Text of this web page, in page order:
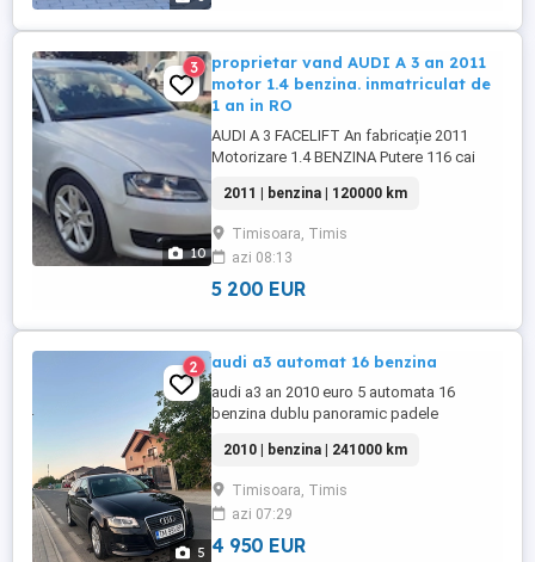
10
3
proprietar vand AUDI A 3 an 2011
motor 1.4 benzina. inmatriculat de
1 an in RO
AUDI A 3 FACELIFT An fabricație 2011
Motorizare 1.4 BENZINA Putere 116 cai
consum 5%km climatronic digital
(functional) -INCALZIRE IN SCAUNE
+REGLABILA Senzori de parcare față și
spate Pilot automat (cruise control)
Senzori de ploaie și lumină automate
2011 | benzina | 120000 km
Timisoara, Timis
azi 08:13
5 200 EUR
5
2 audi a3 automat 16 benzina
audi a3 an 2010 euro 5 automata 16
benzina dublu panoramic padele
2010 | benzina | 241000 km
Timisoara, Timis
azi 07:29
4 950 EUR